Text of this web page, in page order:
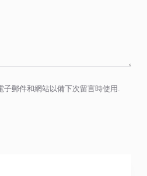
子郵件和網站以備下次留言時使用.